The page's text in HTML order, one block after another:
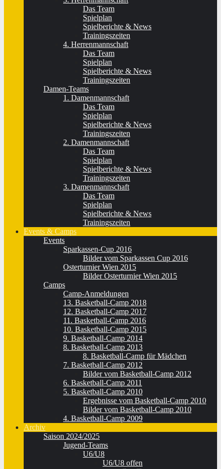
Das Team
Spielplan
Spielberichte & News
Trainingszeiten
4. Herrenmannschaft
Das Team
Spielplan
Spielberichte & News
Trainingszeiten
Damen-Teams
1. Damenmannschaft
Das Team
Spielplan
Spielberichte & News
Trainingszeiten
2. Damenmannschaft
Das Team
Spielplan
Spielberichte & News
Trainingszeiten
3. Damenmannschaft
Das Team
Spielplan
Spielberichte & News
Trainingszeiten
Events & Camps
Events
Sparkassen-Cup 2016
Bilder vom Sparkassen Cup 2016
Osterturnier Wien 2015
Bilder Osterturnier Wien 2015
Camps
Camp-Anmeldungen
13. Basketball-Camp 2018
12. Basketball-Camp 2017
11. Basketball-Camp 2016
10. Basketball-Camp 2015
9. Basketball-Camp 2014
8. Basketball-Camp 2013
8. Basketball-Camp für Mädchen
7. Basketball-Camp 2012
Bilder vom Basketball-Camp 2012
6. Basketball-Camp 2011
5. Basketball-Camp 2010
Ergebnisse vom Basketball-Camp 2010
Bilder vom Basketball-Camp 2010
4. Basketball-Camp 2009
Archiv
Saison 2024/2025
Jugend-Teams
U6/U8
U6/U8 offen